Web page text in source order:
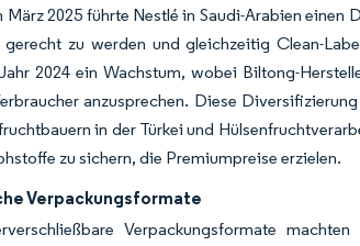
2025 führte Nestlé in Saudi-Arabien
zu werden und gleichzeitig Clean-
2024 ein Wachstum, wobei Biltong-
anzusprechen. Diese
in der Türkei und
zu sichern, die Premiumpreise erzielen.
Verpackungsformate
Verpackungsformate